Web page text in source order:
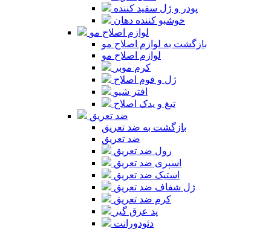
پودر و ژل سفید کننده
خوشبو کننده دهان
لوازم اصلاح مو
بازگشت به لوازم اصلاح مو
لوازم اصلاح مو
کرم موبر
ژل و فوم اصلاح
افتر شیو
تیغ و یدک اصلاح
ضد تعریق
بازگشت به ضد تعریق
ضد تعریق
رول ضد تعریق
اسپری ضد تعریق
استیک ضد تعریق
ژل شفاف ضد تعریق
کرم ضد تعریق
پد عرق گیر
دئودورانت